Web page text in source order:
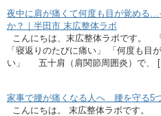
夜中に肩が痛くて何度も目が覚める
か？｜半田市 末広整体ラボ
こんにちは、末広整体ラボです。
「寝返りのたびに痛い」 「何度も目
い」 五十肩（肩関節周囲炎）で、
家事で腰が痛くなる人へ 腰を守る5
こんにちは。 末広整体ラボです。